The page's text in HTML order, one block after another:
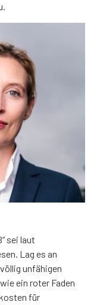
sei laut
Lag es an
unfähigen
ein roter Faden
für